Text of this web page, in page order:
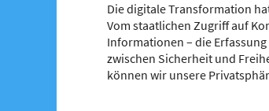
Die digitale Transformation
Vom staatlichen Zugriff auf
Informationen – die
zwischen Sicherheit und
können wir unsere